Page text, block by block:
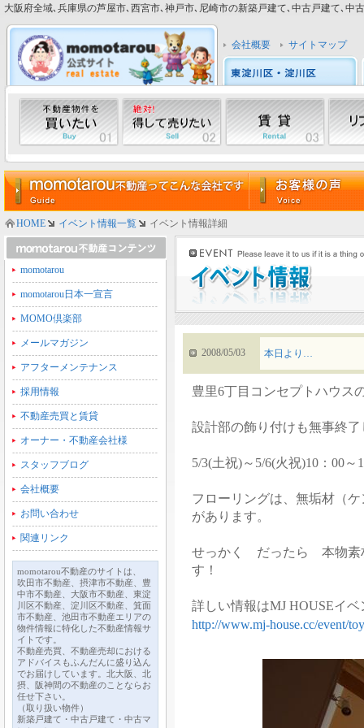
大阪府全域､兵庫県の芦屋市､西宮市､神戸市､尼崎市の新築戸建て､中古戸建て､中
会社概要 サイトマップ
HOME イベント情報一覧 イベント情報詳細
momotarou
momotarou日本一宣言
MOMO倶楽部
メールマガジン
アフターメンテナンス
採用情報
不動産売買と賃貸
オーナー・不動産会社様
スタッフブログ
会社概要
お問い合わせ
関連リンク
momotarou不動産のサイトは、
吹田市不動産、摂津市不動産、豊
中市不動産、大阪市不動産、東淀
川区不動産、淀川区不動産、箕面
市不動産、池田市不動産エリアの
物件情報に特化した不動産情報サ
イトです。
不動産売買、不動産売却における
アドバイスもふんだんに盛り込ん
でお届けしています。北大阪、北
摂、阪神間の不動産のことならお
任せ下さい。
（取り扱い物件）
新築戸建て・中古戸建て・中古マ
2008/05/03 本日より…
豊里6丁目コンセプトハウス
設計部の飾り付けも無事終
5/3(土祝)～5/6(火祝)10：00
フローリングは、無垢材（
があります。
せっかく だったら 本物素
す！
詳しい情報はMJ HOUSEイ
http://www.mj-house.cc/event/